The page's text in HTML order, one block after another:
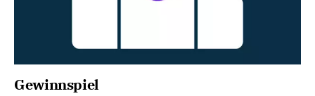
Gewinnspiel